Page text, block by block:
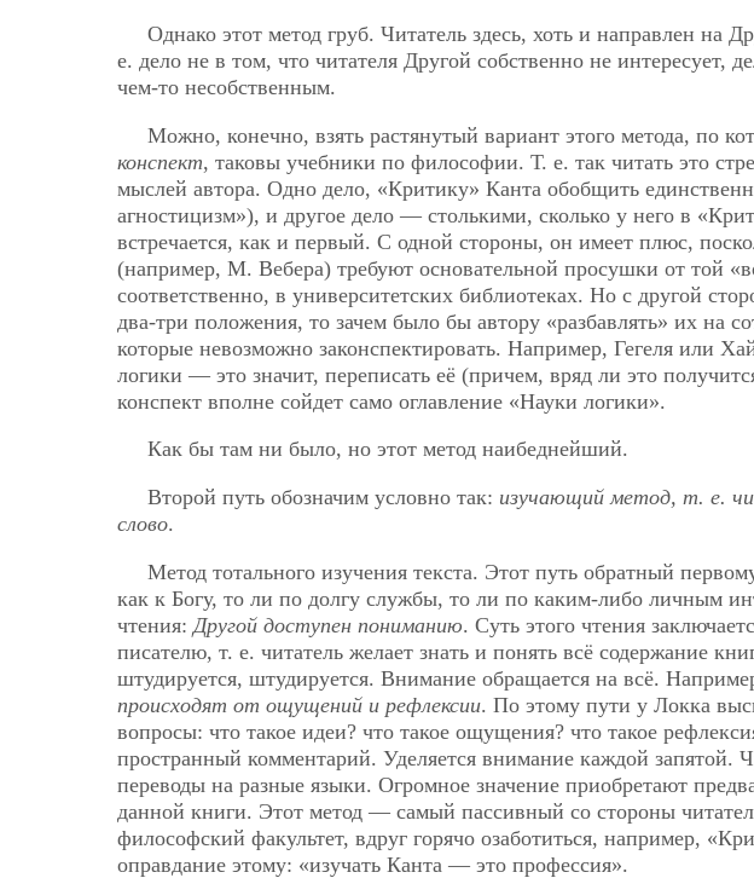
Однако этот метод груб. Читатель здесь, хоть и направлен на
е. дело не в том, что читателя Другой собственно не интересует,
чем-то несобственным.
Можно, конечно, взять растянутый вариант этого метода, по
конспект, таковы учебники по философии. Т. е. так читать это
мыслей автора. Одно дело, «Критику» Канта обобщить
агностицизм»), и другое дело — столькими, сколько у него в
встречается, как и первый. С одной стороны, он имеет плюс,
(например, М. Вебера) требуют основательной просушки от той
соответственно, в университетских библиотеках. Но с другой
два-три положения, то зачем было бы автору «разбавлять» их на
которые невозможно законспектировать. Например, Гегеля или
логики — это значит, переписать её (причем, вряд ли это
конспект вполне сойдет само оглавление «Науки логики».
Как бы там ни было, но этот метод наибеднейший.
Второй путь обозначим условно так: изучающий метод, т. е.
слово.
Метод тотального изучения текста. Этот путь обратный
как к Богу, то ли по долгу службы, то ли по каким-либо личным
чтения: Другой доступен пониманию. Суть этого чтения
писателю, т. е. читатель желает знать и понять всё содержание
штудируется, штудируется. Внимание обращается на всё.
происходят от ощущений и рефлексии. По этому пути у Локка
вопросы: что такое идеи? что такое ощущения? что такое
пространный комментарий. Уделяется внимание каждой запятой.
переводы на разные языки. Огромное значение приобретают
данной книги. Этот метод — самый пассивный со стороны
философский факультет, вдруг горячо озаботиться, например,
оправдание этому: «изучать Канта — это профессия».